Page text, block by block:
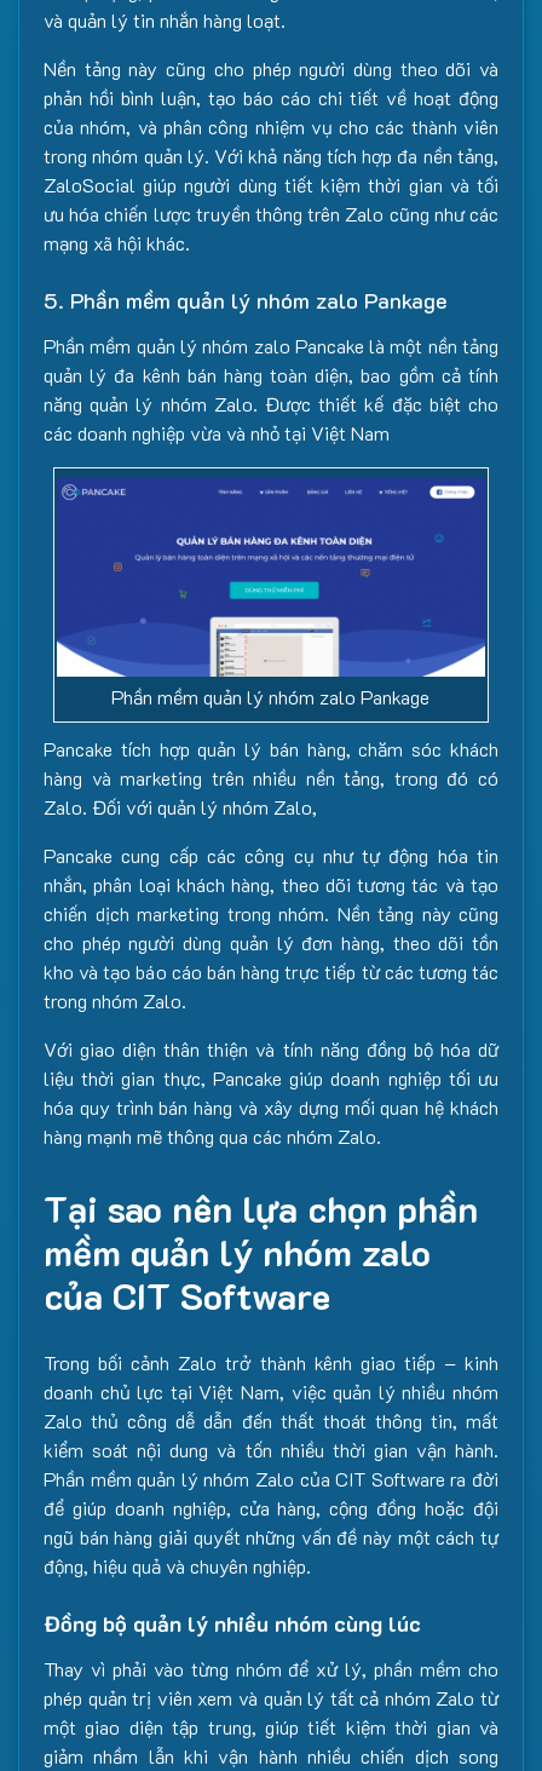
và quản lý tin nhắn hàng loạt.
Nền tảng này cũng cho phép người dùng theo dõi và
phản hồi bình luận, tạo báo cáo chi tiết về hoạt động
của nhóm, và phân công nhiệm vụ cho các thành viên
trong nhóm quản lý. Với khả năng tích hợp đa nền tảng,
ZaloSocial giúp người dùng tiết kiệm thời gian và tối
ưu hóa chiến lược truyền thông trên Zalo cũng như các
mạng xã hội khác.
5. Phần mềm quản lý nhóm zalo Pankage
Phần mềm quản lý nhóm zalo Pancake là một nền tảng
quản lý đa kênh bán hàng toàn diện, bao gồm cả tính
năng quản lý nhóm Zalo. Được thiết kế đặc biệt cho
các doanh nghiệp vừa và nhỏ tại Việt Nam
Phần mềm quản lý nhóm zalo Pankage
Pancake tích hợp quản lý bán hàng, chăm sóc khách
hàng và marketing trên nhiều nền tảng, trong đó có
Zalo. Đối với quản lý nhóm Zalo,
Pancake cung cấp các công cụ như tự động hóa tin
nhắn, phân loại khách hàng, theo dõi tương tác và tạo
chiến dịch marketing trong nhóm. Nền tảng này cũng
cho phép người dùng quản lý đơn hàng, theo dõi tồn
kho và tạo báo cáo bán hàng trực tiếp từ các tương tác
trong nhóm Zalo.
Với giao diện thân thiện và tính năng đồng bộ hóa dữ
liệu thời gian thực, Pancake giúp doanh nghiệp tối ưu
hóa quy trình bán hàng và xây dựng mối quan hệ khách
hàng mạnh mẽ thông qua các nhóm Zalo.
Tại sao nên lựa chọn phần
mềm quản lý nhóm zalo
của CIT Software
Trong bối cảnh Zalo trở thành kênh giao tiếp – kinh
doanh chủ lực tại Việt Nam, việc quản lý nhiều nhóm
Zalo thủ công dễ dẫn đến thất thoát thông tin, mất
kiểm soát nội dung và tốn nhiều thời gian vận hành.
Phần mềm quản lý nhóm Zalo của CIT Software ra đời
để giúp doanh nghiệp, cửa hàng, cộng đồng hoặc đội
ngũ bán hàng giải quyết những vấn đề này một cách tự
động, hiệu quả và chuyên nghiệp.
Đồng bộ quản lý nhiều nhóm cùng lúc
Thay vì phải vào từng nhóm để xử lý, phần mềm cho
phép quản trị viên xem và quản lý tất cả nhóm Zalo từ
một giao diện tập trung, giúp tiết kiệm thời gian và
giảm nhầm lẫn khi vận hành nhiều chiến dịch song